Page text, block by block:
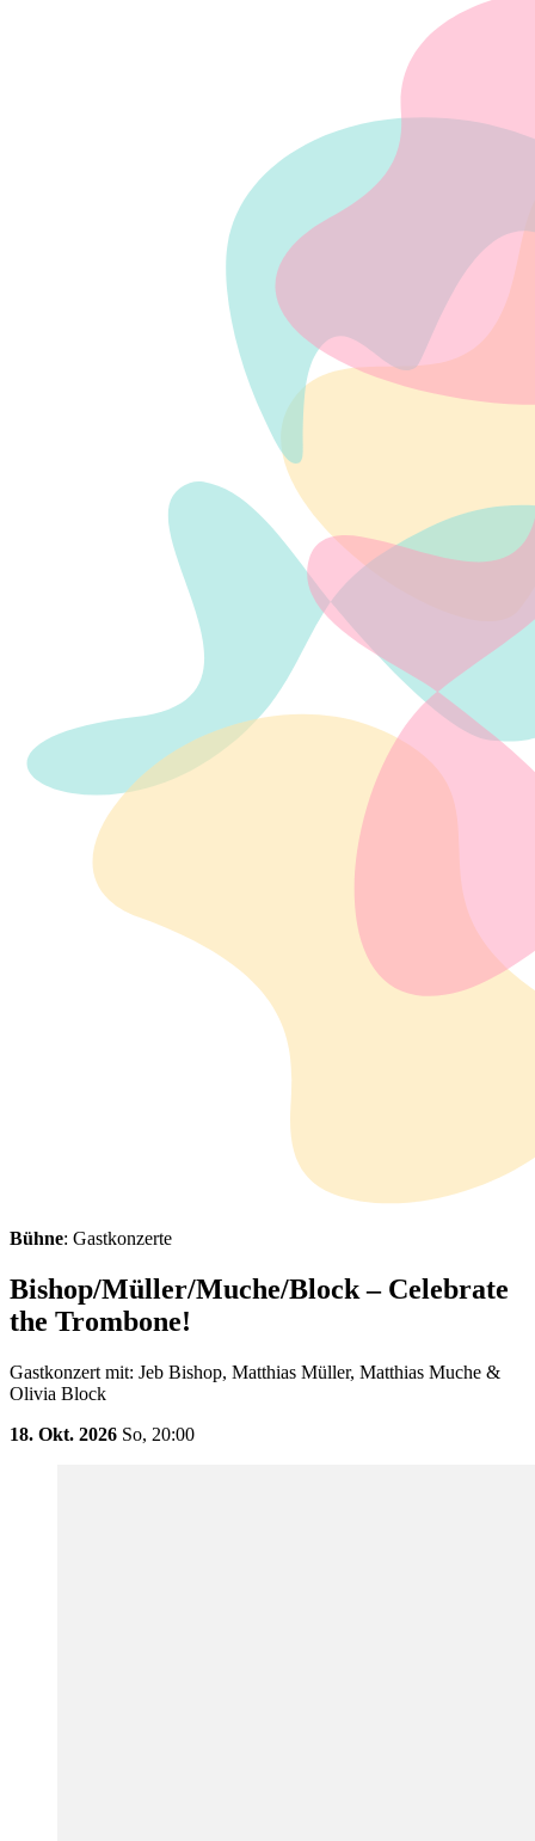
Bühne: Gastkonzerte
Bishop/Müller/Muche/Block – Celebrate
the Trombone!
Gastkonzert mit: Jeb Bishop, Matthias Müller, Matthias Muche &
Olivia Block
18. Okt. 2026 So, 20:00